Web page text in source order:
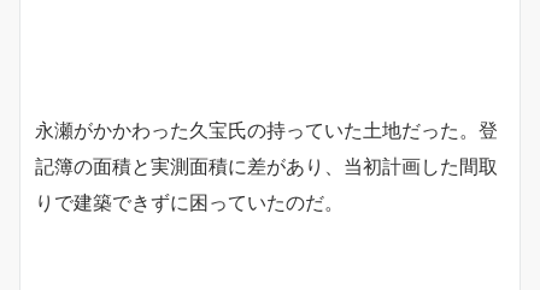
永瀬がかかわった久宝氏の持っていた土地だった。登
記簿の面積と実測面積に差があり、当初計画した間取
りで建築できずに困っていたのだ。